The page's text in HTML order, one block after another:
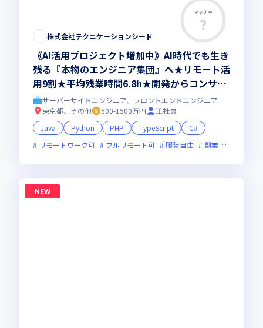
マッチ率
株式会社テクニケーションシード
《AI活用プロジェクト増加中》AI時代でも生き
残る『本物のエンジニア集団』へ★リモート活
用9割★平均残業時間6.8h★開発からコンサル
領域まで、一気通貫でキャリアを作りたいあな
たにオススメの環境です！
サーバーサイドエンジニア、フロントエンドエンジニア
東京都、その他
500-1500万円
正社員
Java
Python PHP TypeScript
C#
リモートワーク可
フルリモート可 服装自由 副業可
NEW